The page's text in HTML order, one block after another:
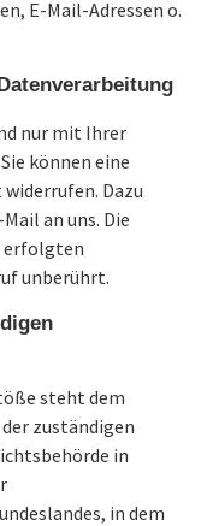
E-Mail-Adressen o.
nur mit Ihrer
können eine
Dazu
an uns. Die
erfolgten
unberührt.
steht dem
zuständigen
in
in dem